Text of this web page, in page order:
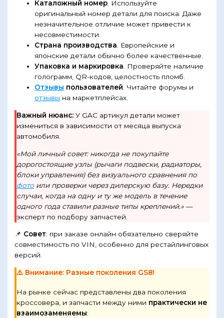
Каталожный номер. Используйте
оригинальный номер детали для поиска. Даже
незначительное отличие может привести к
несовместимости.
Страна производства. Европейские и
японские детали обычно более качественные.
Упаковка и маркировка. Проверяйте наличие
голограмм, QR-кодов, целостность пломб.
Отзывы пользователей. Читайте форумы и
отзывы на маркетплейсах.
Важный нюанс: У GAC артикул детали может
измениться в зависимости от месяца выпуска
автомобиля.
«Мой личный совет: никогда не покупайте
дорогостоящие узлы (рычаги подвески, радиаторы,
блоки управления) без визуального сравнения по
фото или проверки через дилерскую базу. Нередки
случаи, когда на одну и ту же модель в течение
одного года ставили разные типы креплений.» —
эксперт по подбору запчастей.
📌 Совет: при заказе онлайн обязательно сверяйте
совместимость по VIN, особенно для рестайлинговых
версий.
⚠️ Внимание: Разные поколения GS8!
На рынке сейчас представлены два поколения
кроссовера, и запчасти между ними практически не
взаимозаменяемы: